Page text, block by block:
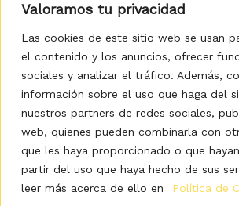
Valoramos tu privacidad
Las cookies de este sitio web se usan
el contenido y los anuncios, ofrecer
sociales y analizar el tráfico. Además,
información sobre el uso que haga del
nuestros partners de redes sociales,
web, quienes pueden combinarla con
que les haya proporcionado o que
partir del uso que haya hecho de sus
leer más acerca de ello en
Política de
Política de Privacidad -Política de
Accesibilidad- Condiciones